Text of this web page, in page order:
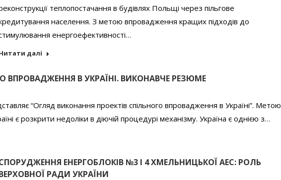
теплопостачання в будівлях Польщі через пільгове
населення. З метою впровадження кращих підходів до
енергоефективності…
далі
ВПРОВАДЖЕННЯ В УКРАЇНІ. ВИКОНАВЧЕ РЕЗЮМЕ
“Огляд виконання проектів спільного впровадження в Україні”. Метою
є розкрити недоліки в діючій процедурі механізму. Україна є однією з…
ЕНЕРГОБЛОКІВ №3 І 4 ХМЕЛЬНИЦЬКОЇ АЕС: РОЛЬ
РАДИ УКРАЇНИ